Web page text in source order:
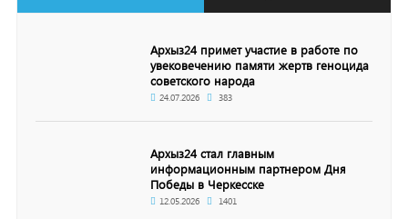
Архыз24 примет участие в работе по
увековечению памяти жертв геноцида
советского народа
24.07.2026 383
Архыз24 стал главным
информационным партнером Дня
Победы в Черкесске
12.05.2026 1401